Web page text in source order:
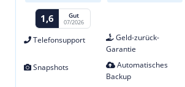
1,6 Gut
07/2026
Telefonsupport
Geld-zurück-
Garantie
Snapshots
Automatisches
Backup